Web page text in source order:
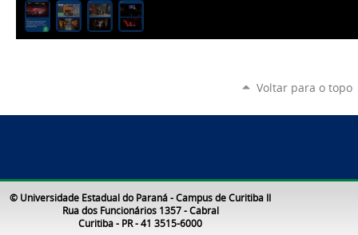
Voltar para o topo
© Universidade Estadual do Paraná - Campus de Curitiba II
Rua dos Funcionários 1357 - Cabral
Curitiba - PR - 41 3515-6000